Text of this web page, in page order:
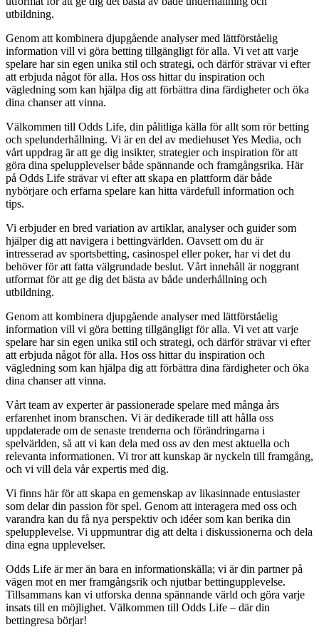
utbildning.
Genom att kombinera djupgående analyser med lättförståelig
information vill vi göra betting tillgängligt för alla. Vi vet att varje
spelare har sin egen unika stil och strategi, och därför strävar vi efter
att erbjuda något för alla. Hos oss hittar du inspiration och
vägledning som kan hjälpa dig att förbättra dina färdigheter och öka
dina chanser att vinna.
Välkommen till Odds Life, din pålitliga källa för allt som rör betting
och spelunderhållning. Vi är en del av mediehuset Yes Media, och
vårt uppdrag är att ge dig insikter, strategier och inspiration för att
göra dina spelupplevelser både spännande och framgångsrika. Här
på Odds Life strävar vi efter att skapa en plattform där både
nybörjare och erfarna spelare kan hitta värdefull information och
tips.
Vi erbjuder en bred variation av artiklar, analyser och guider som
hjälper dig att navigera i bettingvärlden. Oavsett om du är
intresserad av sportsbetting, casinospel eller poker, har vi det du
behöver för att fatta välgrundade beslut. Vårt innehåll är noggrant
utformat för att ge dig det bästa av både underhållning och
utbildning.
Genom att kombinera djupgående analyser med lättförståelig
information vill vi göra betting tillgängligt för alla. Vi vet att varje
spelare har sin egen unika stil och strategi, och därför strävar vi efter
att erbjuda något för alla. Hos oss hittar du inspiration och
vägledning som kan hjälpa dig att förbättra dina färdigheter och öka
dina chanser att vinna.
Vårt team av experter är passionerade spelare med många års
erfarenhet inom branschen. Vi är dedikerade till att hålla oss
uppdaterade om de senaste trenderna och förändringarna i
spelvärlden, så att vi kan dela med oss av den mest aktuella och
relevanta informationen. Vi tror att kunskap är nyckeln till framgång,
och vi vill dela vår expertis med dig.
Vi finns här för att skapa en gemenskap av likasinnade entusiaster
som delar din passion för spel. Genom att interagera med oss och
varandra kan du få nya perspektiv och idéer som kan berika din
spelupplevelse. Vi uppmuntrar dig att delta i diskussionerna och dela
dina egna upplevelser.
Odds Life är mer än bara en informationskälla; vi är din partner på
vägen mot en mer framgångsrik och njutbar bettingupplevelse.
Tillsammans kan vi utforska denna spännande värld och göra varje
insats till en möjlighet. Välkommen till Odds Life – där din
bettingresa börjar!